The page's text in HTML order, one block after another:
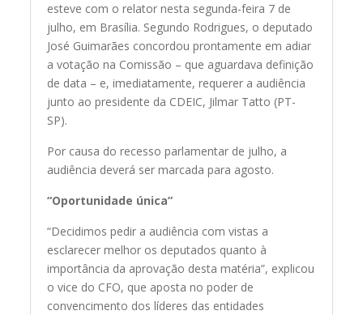
esteve com o relator nesta segunda-feira 7 de
julho, em Brasília. Segundo Rodrigues, o deputado
José Guimarães concordou prontamente em adiar
a votação na Comissão – que aguardava definição
de data – e, imediatamente, requerer a audiência
junto ao presidente da CDEIC, Jilmar Tatto (PT-
SP).
Por causa do recesso parlamentar de julho, a
audiência deverá ser marcada para agosto.
“Oportunidade única”
“Decidimos pedir a audiência com vistas a
esclarecer melhor os deputados quanto à
importância da aprovação desta matéria”, explicou
o vice do CFO, que aposta no poder de
convencimento dos líderes das entidades